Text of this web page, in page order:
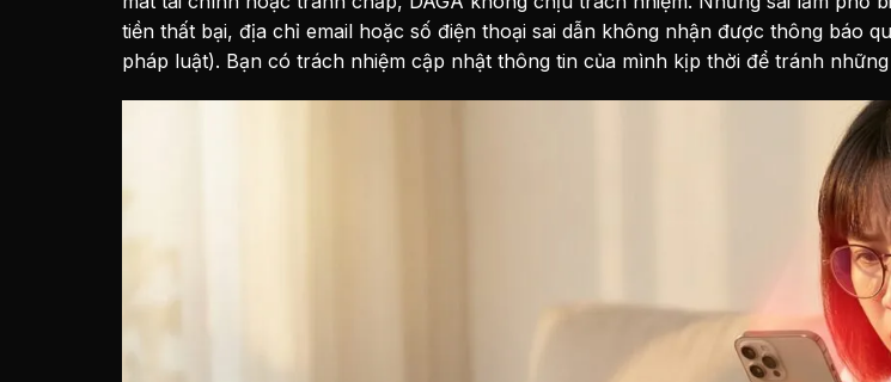
tiền thất bại, địa chỉ email hoặc số điện thoại sai dẫn không nhận được thông báo
pháp luật). Bạn có trách nhiệm cập nhật thông tin của mình kịp thời để tránh